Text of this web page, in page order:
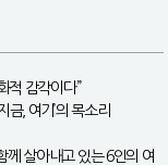
적 감각이다”
금, 여기’의 목소리
께 살아내고 있는 6인의 여